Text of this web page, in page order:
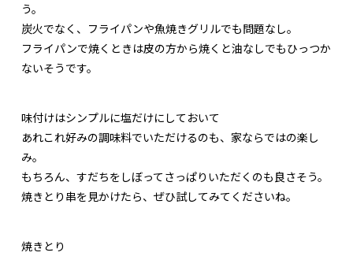
う。
炭火でなく、フライパンや魚焼きグリルでも問題なし。
フライパンで焼くときは皮の方から焼くと油なしでもひっつか
ないそうです。
味付けはシンプルに塩だけにしておいて
あれこれ好みの調味料でいただけるのも、家ならではの楽し
み。
もちろん、すだちをしぼってさっぱりいただくのも良さそう。
焼きとり串を見かけたら、ぜひ試してみてくださいね。
焼きとり